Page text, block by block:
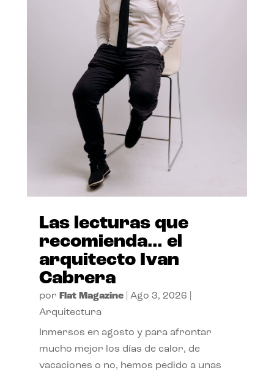
Las lecturas que
recomienda… el
arquitecto Ivan
Cabrera
por Flat Magazine| Ago 3, 2026
Arquitectura
Inmersos en agosto y para afrontar
mucho mejor los días de calor, de
vacaciones o no, hemos pedido a unas